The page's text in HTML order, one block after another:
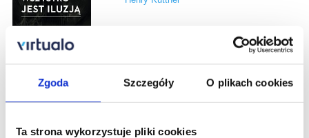
Zgoda Szczegóły O plikach cookies
Ta strona wykorzystuje pliki cookies
44.99 zł
Do koszyka Na prezent
Te brutalne rozkosze